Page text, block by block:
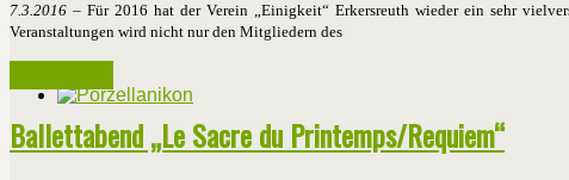
7.3.2016 – Für 2016 hat der Verein „Einigkeit“ Erkersreuth wieder ein sehr
Veranstaltungen wird nicht nur den Mitgliedern des
Ballettabend „Le Sacre du Printemps/Requiem“